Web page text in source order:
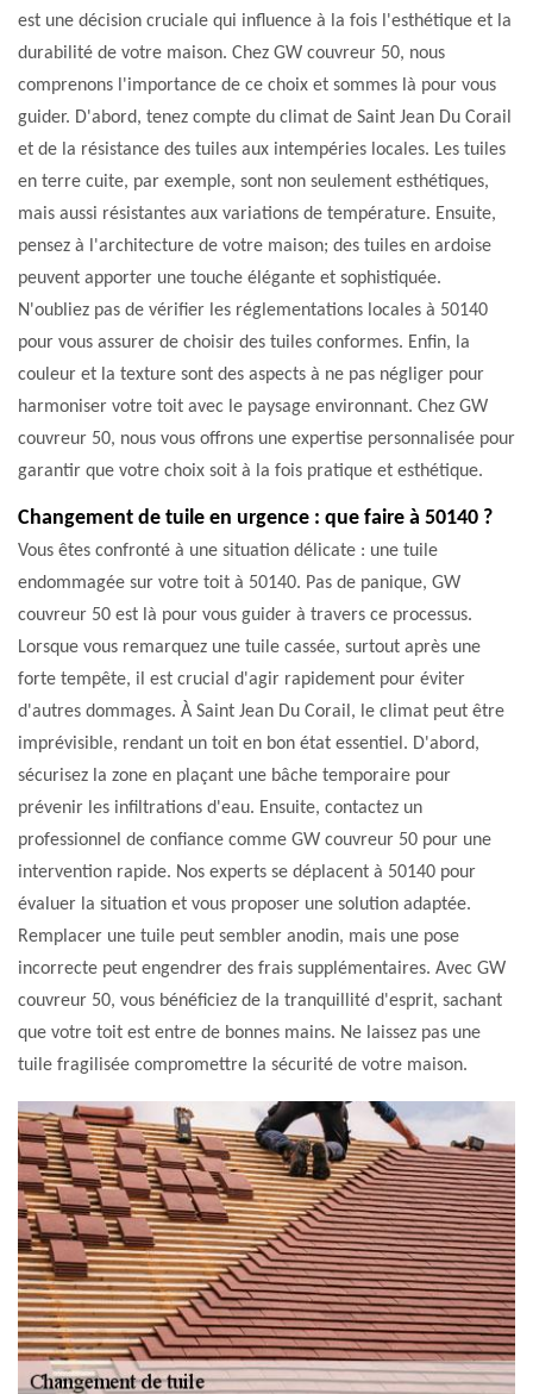
est une décision cruciale qui influence à la fois l'esthétique et la
durabilité de votre maison. Chez GW couvreur 50, nous
comprenons l'importance de ce choix et sommes là pour vous
guider. D'abord, tenez compte du climat de Saint Jean Du Corail
et de la résistance des tuiles aux intempéries locales. Les tuiles
en terre cuite, par exemple, sont non seulement esthétiques,
mais aussi résistantes aux variations de température. Ensuite,
pensez à l'architecture de votre maison; des tuiles en ardoise
peuvent apporter une touche élégante et sophistiquée.
N'oubliez pas de vérifier les réglementations locales à 50140
pour vous assurer de choisir des tuiles conformes. Enfin, la
couleur et la texture sont des aspects à ne pas négliger pour
harmoniser votre toit avec le paysage environnant. Chez GW
couvreur 50, nous vous offrons une expertise personnalisée pour
garantir que votre choix soit à la fois pratique et esthétique.
Changement de tuile en urgence : que faire à 50140 ?
Vous êtes confronté à une situation délicate : une tuile
endommagée sur votre toit à 50140. Pas de panique, GW
couvreur 50 est là pour vous guider à travers ce processus.
Lorsque vous remarquez une tuile cassée, surtout après une
forte tempête, il est crucial d'agir rapidement pour éviter
d'autres dommages. À Saint Jean Du Corail, le climat peut être
imprévisible, rendant un toit en bon état essentiel. D'abord,
sécurisez la zone en plaçant une bâche temporaire pour
prévenir les infiltrations d'eau. Ensuite, contactez un
professionnel de confiance comme GW couvreur 50 pour une
intervention rapide. Nos experts se déplacent à 50140 pour
évaluer la situation et vous proposer une solution adaptée.
Remplacer une tuile peut sembler anodin, mais une pose
incorrecte peut engendrer des frais supplémentaires. Avec GW
couvreur 50, vous bénéficiez de la tranquillité d'esprit, sachant
que votre toit est entre de bonnes mains. Ne laissez pas une
tuile fragilisée compromettre la sécurité de votre maison.